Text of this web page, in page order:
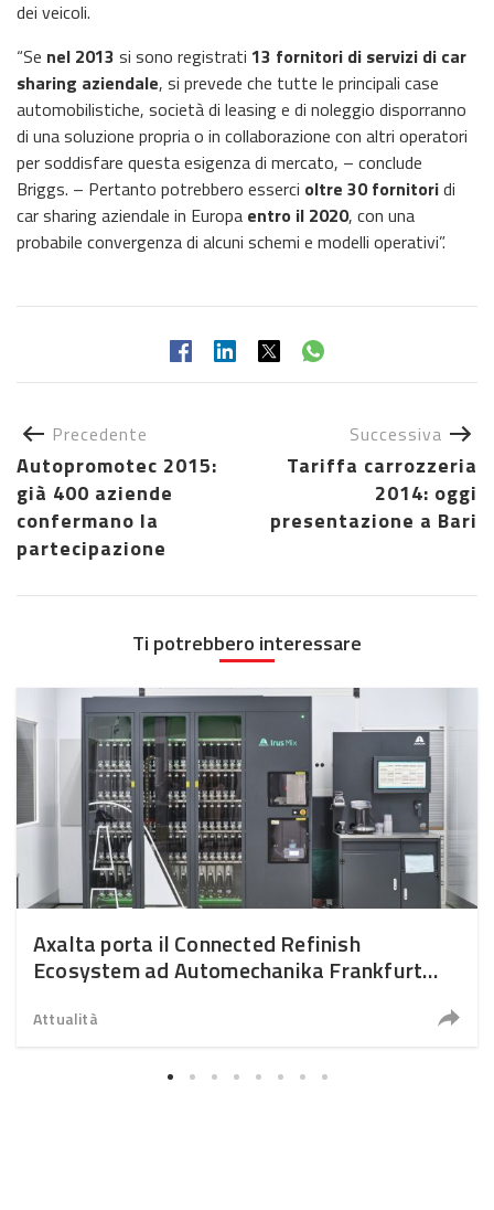
dei veicoli.
“Se nel 2013 si sono registrati 13 fornitori di servizi di car
sharing aziendale, si prevede che tutte le principali case
automobilistiche, società di leasing e di noleggio disporranno
di una soluzione propria o in collaborazione con altri operatori
per soddisfare questa esigenza di mercato, – conclude
Briggs. – Pertanto potrebbero esserci oltre 30 fornitoridi
car sharing aziendale in Europa entro il 2020, con una
probabile convergenza di alcuni schemi e modelli operativi”.
Precedente
Autopromotec 2015:
già 400 aziende
confermano la
partecipazione
Successiva
Tariffa carrozzeria
2014: oggi
presentazione a Bari
Ti potrebbero interessare
Axalta porta il Connected Refinish
Ecosystem ad Automechanika Frankfurt
Attualità